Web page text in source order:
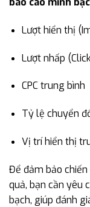
Lượt hiển thị
Lượt nhấp
CPC trung bình
Tỷ lệ chuyển
Vị trí hiển thị
Để đảm bảo
quả, bạn cần yêu
bạch, giúp đánh